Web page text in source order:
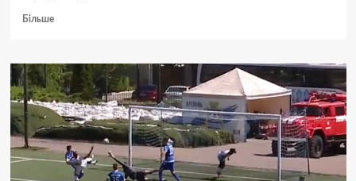
БільшеДокладніше
Полтавщині
у
водоймі
знайшли
труп
жінки